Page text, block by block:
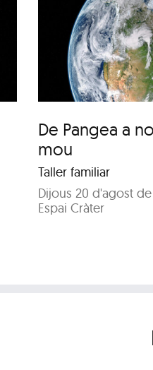
De Pangea a
mou
Taller familiar
Dijous 20 d'agost de
Espai Cràter
Festa